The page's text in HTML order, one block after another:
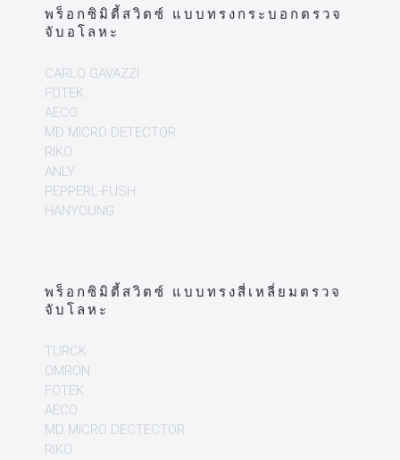
พร็อกซิมิตี้สวิตซ์ แบบทรงกระบอกตรวจ
จับอโลหะ
CARLO GAVAZZI
FOTEK
AECO
MD MICRO DETECTOR
RIKO
ANLY
PEPPERL-FUSH
HANYOUNG
พร็อกซิมิตี้สวิตซ์ แบบทรงสี่เหลี่ยมตรวจ
จับโลหะ
TURCK
OMRON
FOTEK
AECO
MD MICRO DECTECTOR
RIKO